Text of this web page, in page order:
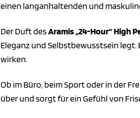
einen langanhaltenden und
Der Duft desAramis „24-Hour“ High
Eleganz und Selbstbewusstsein
wirken.
Ob im Büro, beim Sport oder in der
über und sorgt für ein Gefühl von